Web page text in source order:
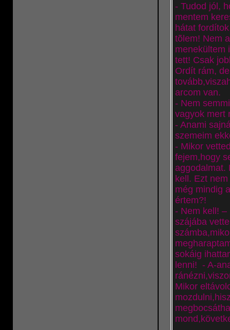
- Tudod jól,
mentem
hátat
tõlem! Nem
menekültem
tett! Csak
Ordít rám,
arcom van.
- Nem
vagyok mert
- Anami
szemeim
- Mikor
fejem,hogy
aggodalmat.
kell. Ezt
még mindig
értem?!
- Nem kell! –
szájába
sokáig
lenni! - A-
Mikor